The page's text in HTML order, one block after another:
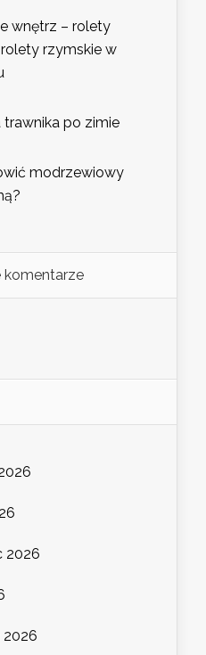
wnętrz – rolety
rzymskie w
po zimie
modrzewiowy
komentarze
2026
2026